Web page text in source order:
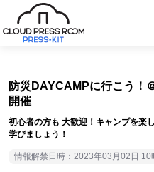
防災DAYCAMPに行こう！
開催
初心者の方も 大歓迎！キャンプを楽
学びましょう！
情報解禁日時：2023年03月02日 10